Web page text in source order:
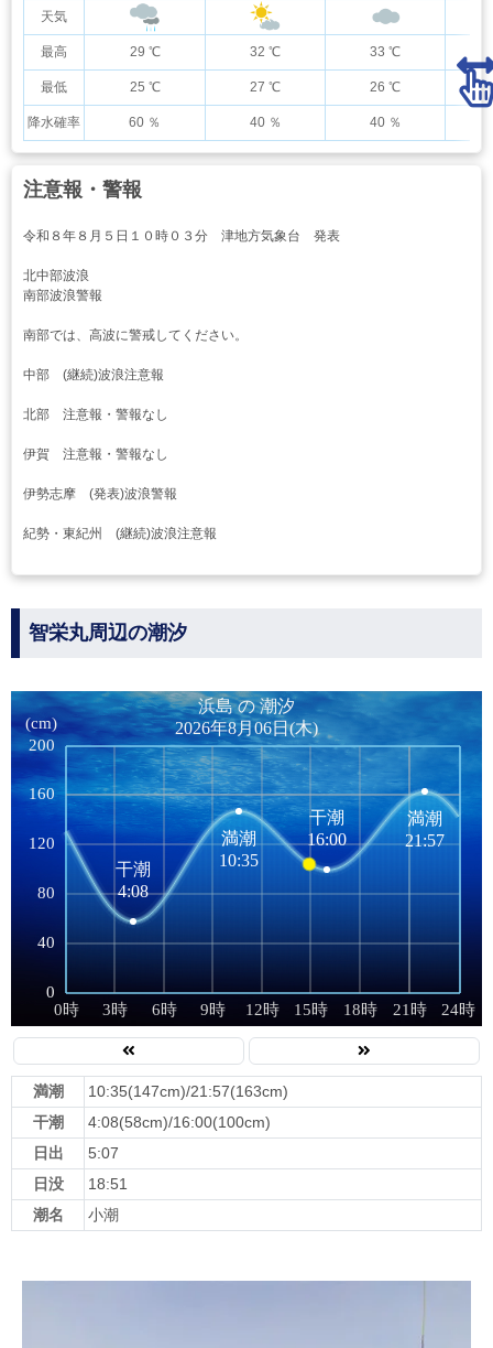
天気
最高
最低
降水確率
29 ℃ 32 ℃ 33 ℃
25 ℃ 27 ℃ 26 ℃
60 ％ 40 ％ 40 ％
注意報・警報
令和８年８月５日１０時０３分 津地方気象台 発表
北中部波浪
南部波浪警報
南部では、高波に警戒してください。
中部 (継続)波浪注意報
北部 注意報・警報なし
伊賀 注意報・警報なし
伊勢志摩 (発表)波浪警報
紀勢・東紀州 (継続)波浪注意報
智栄丸周辺の潮汐
満潮
10:35(147cm)/21:57(163cm)
干潮
4:08(58cm)/16:00(100cm)
日出
5:07
日没
18:51
潮名
小潮